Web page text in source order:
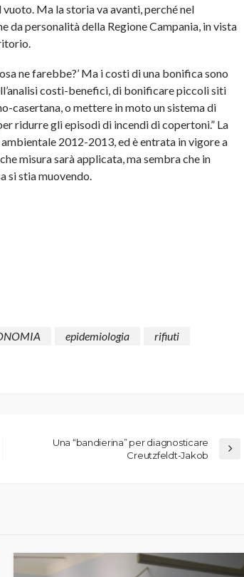
Ma la storia va avanti, perché nel
personalità della Regione Campania, in vista
ne farebbe?’ Ma i costi di una bonifica sono
costi-benefici, di bonificare piccoli siti
casertana, o mettere in moto un sistema di
ridurre gli episodi di incendi di copertoni.” La
2012-2013, ed è entrata in vigore a
misura sarà applicata, ma sembra che in
si stia muovendo.
epidemiologia
rifiuti
Una “bandierina” per diagnosticare
Creutzfeldt-Jakob